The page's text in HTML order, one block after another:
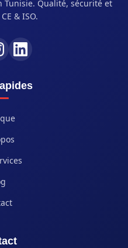
Tunisie. Qualité, sécurité et
& ISO.